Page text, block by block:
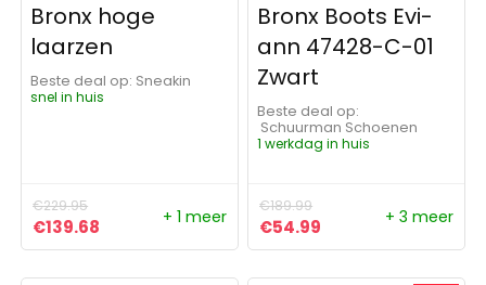
Bronx hoge
laarzen
Beste deal op:
Sneakin
snel in huis
€229.95
Oorspronkelijke prijs was: €229.95.
€139.68 Huidige prijs is: €139.68.
+ 1 meer
Bronx Boots Evi-
ann 47428-C-01
Zwart
Beste deal op:
Schuurman Schoenen
1 werkdag in huis
€189.99
Oorspronkelijke prijs was:
€54.99 Huidige prijs is:
+ 3 meer